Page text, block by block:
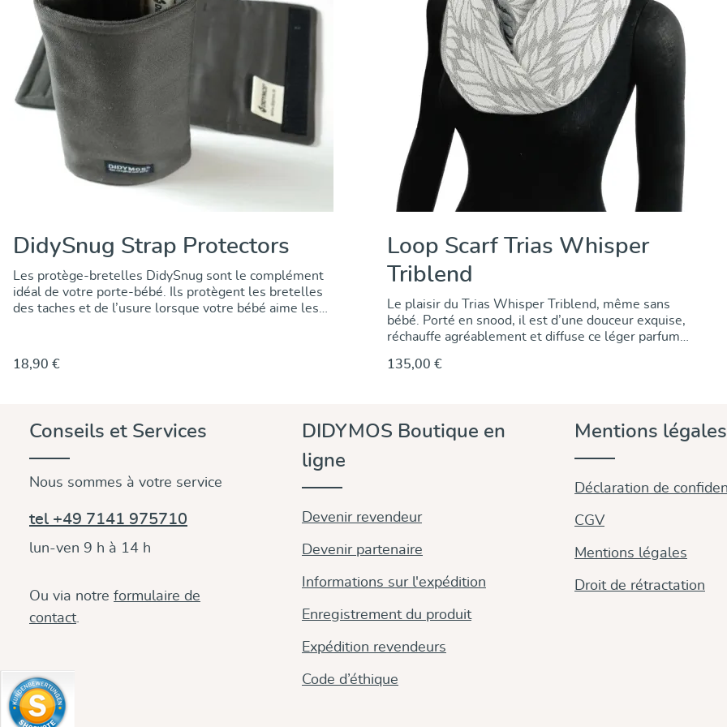
DidySnug Strap Protectors
Les protège-bretelles DidySnug sont le complément
idéal de votre porte-bébé. Ils protègent les bretelles
des taches et de l’usure lorsque votre bébé aime les
toucher et très résistants. Grâce à la fermeture
pratique à scratch, ils s’attachent et se retirent
disponibles en plusieurs coloris unis, faciles à assortir
avec tout porte-bébé. Dimensions :Longueur : 16
cmLargeur (fermé) : 10 cm
18,90 €
Loop Scarf Trias Whisper
Triblend
Le plaisir du Trias Whisper Triblend, même sans
bébé. Porté en snood, il est d’une douceur exquise,
réchauffe agréablement et diffuse ce léger parfum
portage à porter tous les jours.
135,00 €
Conseils et Services
Nous sommes à votre service
tel +49 7141 975710
lun-ven 9 h à 14 h
Ou via notre formulaire de
contact.
DIDYMOS Boutique en
ligne
Devenir revendeur
Devenir partenaire
Informations sur l'expédition
Enregistrement du produit
Expédition revendeurs
Code d’éthique
Mentions légales
Déclaration de
CGV
Mentions légales
Droit de rétractation